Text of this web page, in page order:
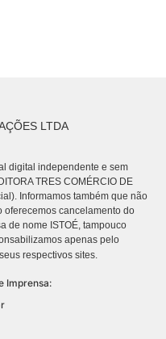
LTDA
digital independente e sem
TRES COMÉRCIO DE
Informamos também que não
oferecemos cancelamento do
de nome ISTOÉ, tampouco
apenas pelo
respectivos sites.
Imprensa: